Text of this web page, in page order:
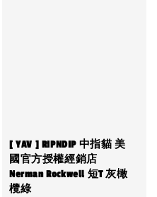
[ YAV ] RIPNDIP 中指貓 美
國官方授權經銷店
Nerman Rockwell 短T 灰橄
欖綠